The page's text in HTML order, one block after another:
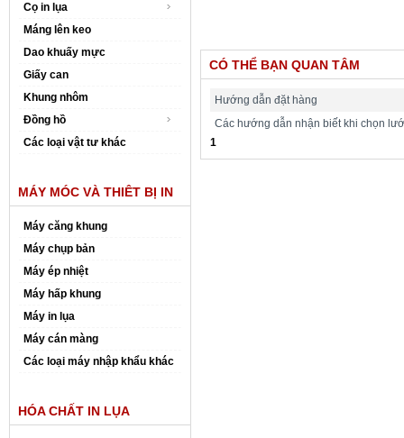
Cọ in lụa
Máng lên keo
Dao khuấy mực
Giấy can
Khung nhôm
Đồng hồ
Các loại vật tư khác
MÁY MÓC VÀ THIÊT BỊ IN
Máy căng khung
Máy chụp bản
Máy ép nhiệt
Máy hấp khung
Máy in lụa
Máy cán màng
Các loại máy nhập khẩu khác
HÓA CHẤT IN LỤA
CÓ THỂ BẠN QUAN TÂM
Hướng dẫn đặt hàng
Các hướng dẫn nhận biết khi chọn
1